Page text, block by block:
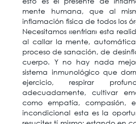
mente humana, que al
inflamación fisica de todos los
Necesitamos «enfriar» esta
al callar la mente,
proceso de sanación, de
cuerpo. Y no hay nada
sistema inmunológico que
ejercicio, respirar
adecuadamente, cultivar
como empatía, compasión,
incondicional esta es la